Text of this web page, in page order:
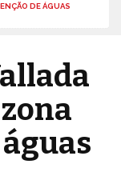
DE ÁGUAS